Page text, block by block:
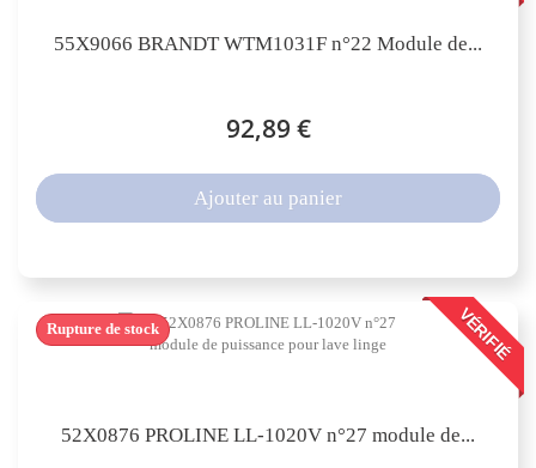
55X9066 BRANDT WTM1031F n°22 Module de...
92,89 €
Ajouter au panier
VÉRIFIÉ
52X0876 PROLINE LL-1020V n°27 module de...
Rupture de stock